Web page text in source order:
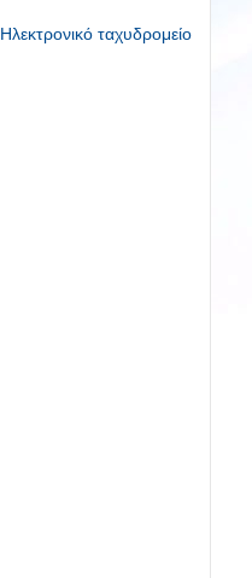
Ηλεκτρονικό ταχυδρομείο